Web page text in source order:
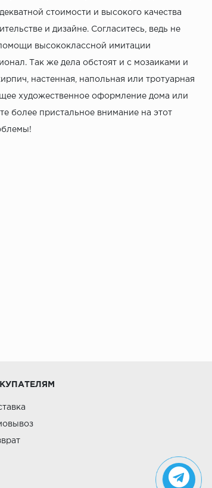
стоимости и высокого качества
и дизайне. Согласитесь, ведь не
высококлассной имитации
Так же дела обстоят и с мозаиками и
настенная, напольная или тротуарная
художественное оформление дома или
более пристальное внимание на этот